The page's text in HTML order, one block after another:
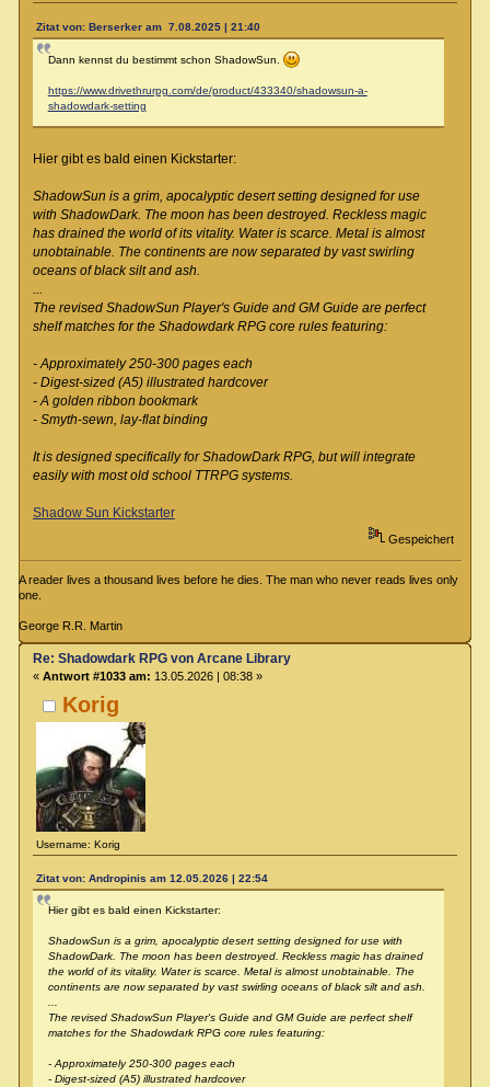
Zitat von: Berserker am 7.08.2025 | 21:40
Dann kennst du bestimmt schon ShadowSun.
https://www.drivethrurpg.com/de/product/433340/shadowsun-a-
shadowdark-setting
Hier gibt es bald einen Kickstarter:
ShadowSun is a grim, apocalyptic desert setting designed for use
with ShadowDark. The moon has been destroyed. Reckless magic
has drained the world of its vitality. Water is scarce. Metal is almost
unobtainable. The continents are now separated by vast swirling
oceans of black silt and ash.
...
The revised ShadowSun Player's Guide and GM Guide are perfect
shelf matches for the Shadowdark RPG core rules featuring:
- Approximately 250-300 pages each
- Digest-sized (A5) illustrated hardcover
- A golden ribbon bookmark
- Smyth-sewn, lay-flat binding
It is designed specifically for ShadowDark RPG, but will integrate
easily with most old school TTRPG systems.
Shadow Sun Kickstarter
Gespeichert
A reader lives a thousand lives before he dies. The man who never reads lives only
one.
George R.R. Martin
Korig
Username: Korig
Re: Shadowdark RPG von Arcane Library
« Antwort #1033 am: 13.05.2026 | 08:38 »
Zitat von: Andropinis am 12.05.2026 | 22:54
Hier gibt es bald einen Kickstarter:
ShadowSun is a grim, apocalyptic desert setting designed for use with
ShadowDark. The moon has been destroyed. Reckless magic has drained
the world of its vitality. Water is scarce. Metal is almost unobtainable. The
continents are now separated by vast swirling oceans of black silt and ash.
...
The revised ShadowSun Player's Guide and GM Guide are perfect shelf
matches for the Shadowdark RPG core rules featuring:
- Approximately 250-300 pages each
- Digest-sized (A5) illustrated hardcover